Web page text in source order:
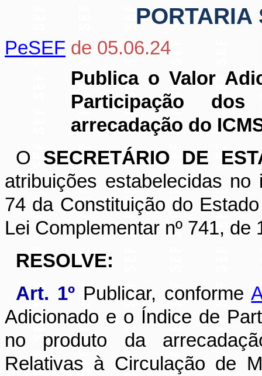
PORTARIA
PeSEF de 05.06.24
Publica o Valor
Participação
arrecadação do
O SECRETÁRIO DE
atribuições estabelecidas
74 da Constituição do
Lei Complementar nº 741, de
RESOLVE:
Art. 1º Publicar, conforme
Adicionado e o Índice de
no produto da
Relativas à Circulação de